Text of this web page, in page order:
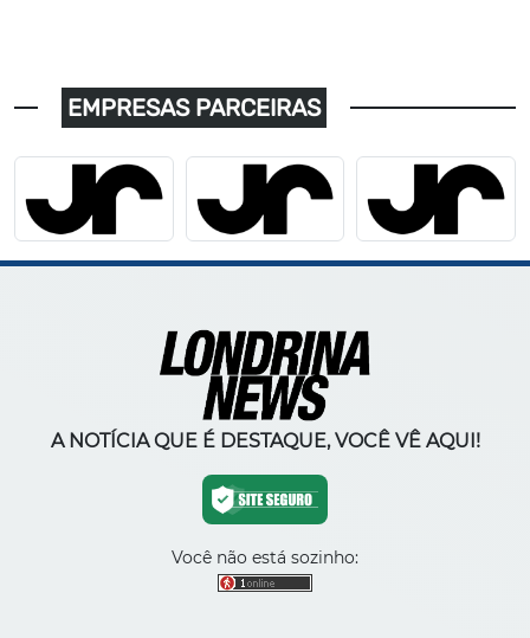
EMPRESAS PARCEIRAS
A NOTÍCIA QUE É DESTAQUE, VOCÊ VÊ AQUI!
Você não está sozinho: